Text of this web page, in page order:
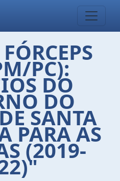
PC):
DO
DO
SANTA
PARA AS
(2019-